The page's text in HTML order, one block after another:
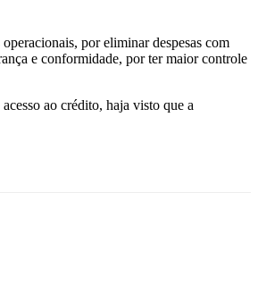
por eliminar despesas com
e conformidade, por ter maior controle
ao crédito, haja visto que a